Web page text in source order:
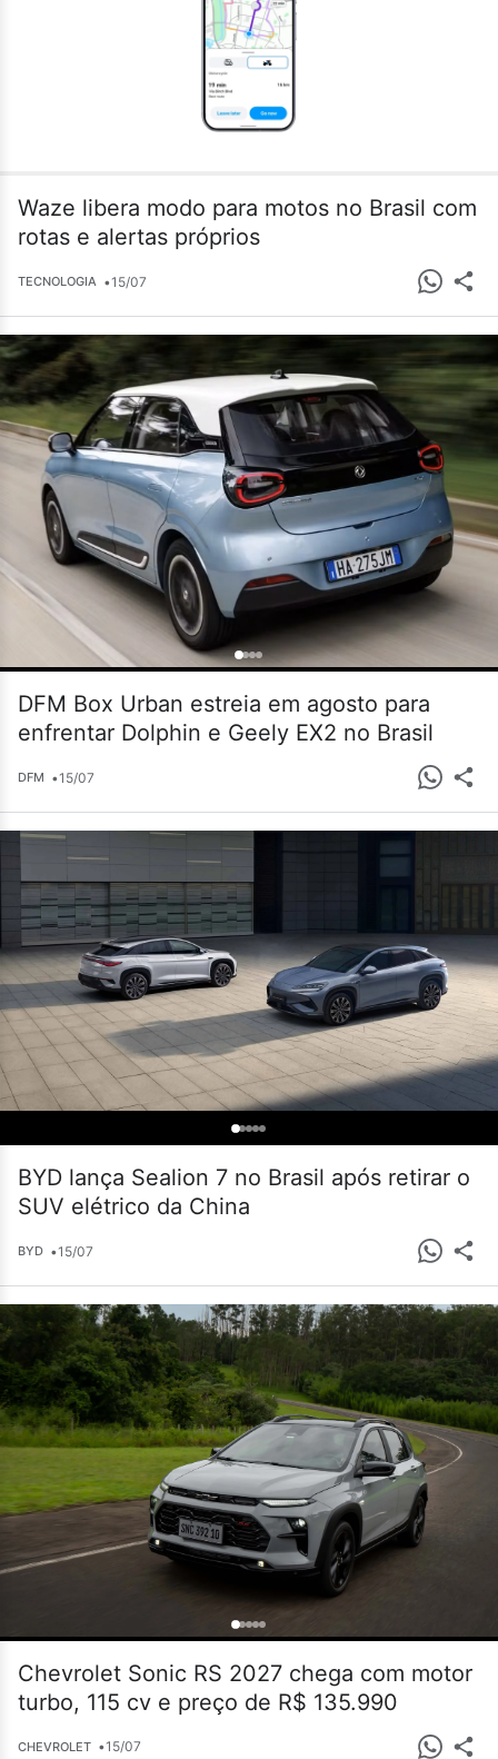
Waze libera modo para motos no Brasil com
rotas e alertas próprios
TECNOLOGIA •15/07
DFM Box Urban estreia em agosto para
enfrentar Dolphin e Geely EX2 no Brasil
DFM •15/07
BYD lança Sealion 7 no Brasil após retirar o
SUV elétrico da China
BYD •15/07
Chevrolet Sonic RS 2027 chega com motor
turbo, 115 cv e preço de R$ 135.990
CHEVROLET •15/07